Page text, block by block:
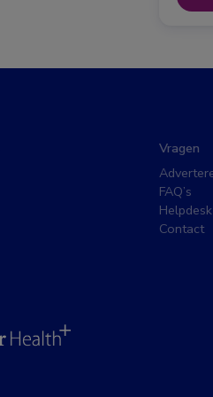
Vragen
FAQ’s
Contact
BSL